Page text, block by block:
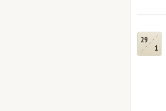
29
1